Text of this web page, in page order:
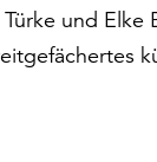
und Elke